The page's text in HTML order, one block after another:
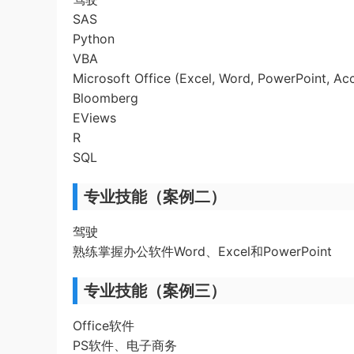
SAS
Python
VBA
Microsoft Office (Excel, Word, PowerPoint,
Bloomberg
EViews
R
SQL
专业技能（案例二）
驾驶
熟练掌握办公软件Word、Excel和PowerPoint
专业技能（案例三）
Office软件
PS软件、电子商务